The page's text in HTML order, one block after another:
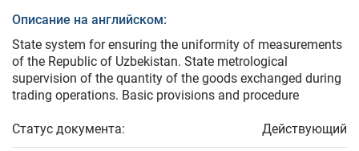
Описание на английском:
State system for ensuring the uniformity of measurements
of the Republic of Uzbekistan. State metrological
supervision of the quantity of the goods exchanged during
trading operations. Basic provisions and procedure
Статус документа: Действующий